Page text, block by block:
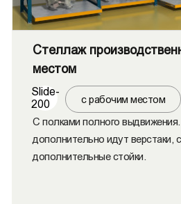
Стеллаж
местом
Slide-
200
с рабочим местом
С полками полного
дополнительно идут верстаки,
дополнительные стойки.